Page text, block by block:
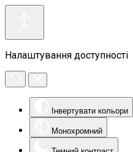
Налаштування доступності
Інвертувати кольори
Монохромний